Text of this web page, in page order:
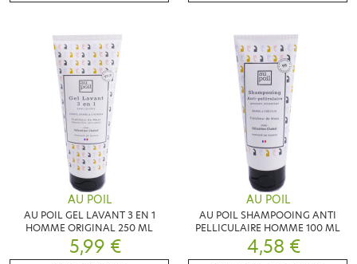
AU POIL
AU POIL GEL LAVANT 3 EN 1
HOMME ORIGINAL 250 ML
5,99 €
AU POIL
AU POIL SHAMPOOING ANTI
PELLICULAIRE HOMME 100 ML
4,58 €